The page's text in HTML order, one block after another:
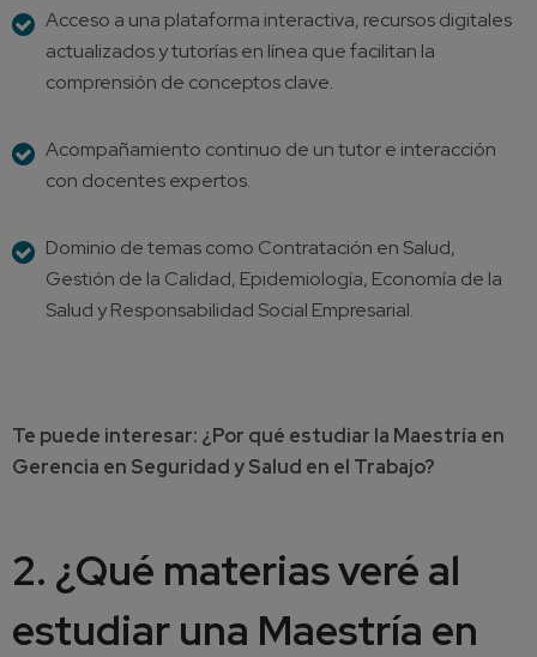
Acceso a una plataforma interactiva, recursos digitales
actualizados y tutorías en línea que facilitan la
comprensión de conceptos clave.
Acompañamiento continuo de un tutor e interacción
con docentes expertos.
Dominio de temas como Contratación en Salud,
Gestión de la Calidad, Epidemiología, Economía de la
Salud y Responsabilidad Social Empresarial.
Te puede interesar: ¿Por qué estudiar la Maestría en
Gerencia en Seguridad y Salud en el Trabajo?
2. ¿Qué materias veré al
estudiar una Maestría en